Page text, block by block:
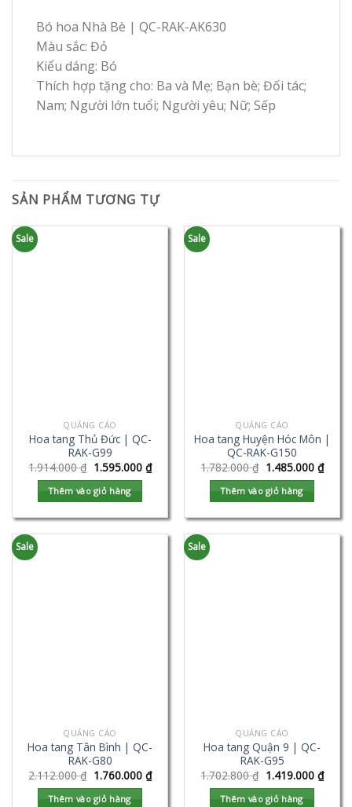
Bó hoa Nhà Bè | QC-RAK-AK630
Màu sắc: Đỏ
Kiểu dáng: Bó
Thích hợp tặng cho: Ba và Mẹ; Bạn bè; Đối tác;
Nam; Người lớn tuổi; Người yêu; Nữ; Sếp
SẢN PHẨM TƯƠNG TỰ
Sale
QUẢNG CÁO
Hoa tang Thủ Đức | QC-
RAK-G99
1.914.000₫ 1.595.000 ₫
Thêm vào giỏ hàng
Sale
QUẢNG CÁO
Hoa tang Huyện Hóc Môn |
QC-RAK-G150
1.782.000₫ 1.485.000 ₫
Thêm vào giỏ hàng
Sale
QUẢNG CÁO
Hoa tang Tân Bình | QC-
RAK-G80
2.112.000₫ 1.760.000 ₫
Thêm vào giỏ hàng
Sale
QUẢNG CÁO
Hoa tang Quận 9 | QC-
RAK-G95
1.702.800₫ 1.419.000 ₫
Thêm vào giỏ hàng